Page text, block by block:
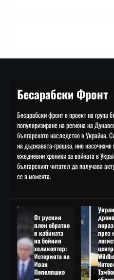
Бесарабски Фронт
Бесарабски фронт е проект на група
популяризиране на региона на
българското наследство в Украйна.
на държавата-грешка, ние
ежедневни хроники за войната в
българският читател да получава
се в момента.
От руския
плен обратно
в кабината
на бойния
хеликоптер:
Историята на
Иван
Пепеляшко
през